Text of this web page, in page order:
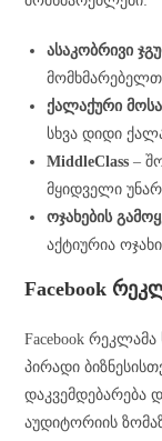
ასაკობრივი
ქალაქური
სხვა დიდი
MiddleClass –
მყიდველი
ოჯახების
აქტიურია
Facebook
Facebook
პირადი
დაკვემდებარება
აუდიტორიის